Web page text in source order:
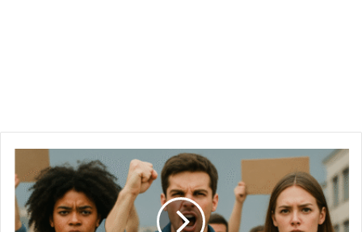
حرية
الرأي
والتعبير،
التظاهر
من